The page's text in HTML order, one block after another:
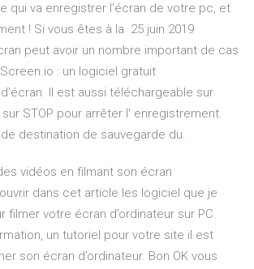
qui va enregistrer l'écran de votre pc, et
! Si vous êtes à la 25 juin 2019
peut avoir un nombre important de cas
: un logiciel gratuit
Il est aussi téléchargeable sur
STOP pour arrêter l' enregistrement.
destination de sauvegarde du.
vidéos en filmant son écran
dans cet article les logiciel que je
filmer votre écran d’ordinateur sur PC.
un tutoriel pour votre site il est
son écran d’ordinateur. Bon OK vous